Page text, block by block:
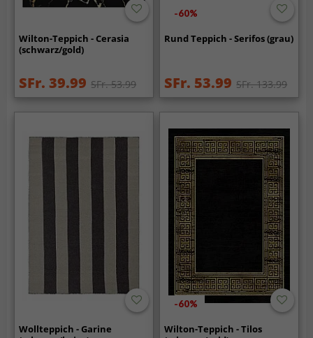
Wilton-Teppich - Cerasia
(schwarz/gold)
SFr. 39.99 SFr. 53.99
-60%
Rund Teppich - Serifos (grau)
SFr. 53.99 SFr. 133.99
Wollteppich - Garine
-60%
Wilton-Teppich - Tilos